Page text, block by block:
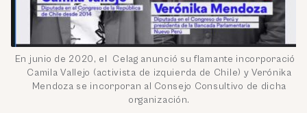
En junio de 2020, el Celag anunció su flamante incorporación:
Camila Vallejo (activista de izquierda de Chile) y Verónika
Mendoza se incorporan al Consejo Consultivo de dicha
organización.